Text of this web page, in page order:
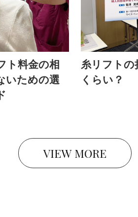
ト料金の相
いための選
糸リフトの
くらい？
VIEW MORE